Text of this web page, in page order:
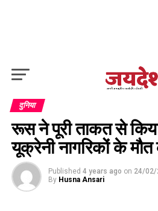
दुनिया
रूस ने पूरी ताकत से
यूक्रेनी नागरिकों के मौत
Published 4 years ago on 24/02/
By Husna Ansari